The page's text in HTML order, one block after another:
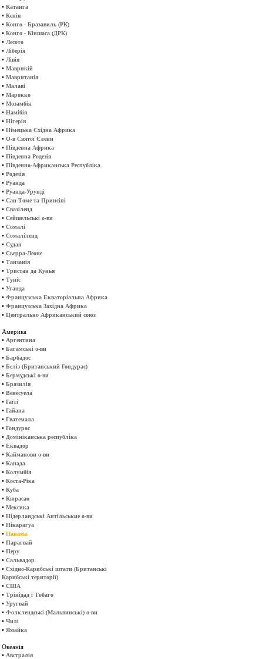
• Катанга
• Кенія
• Конго - Бразавиль (РК)
• Конго - Кіншаса (ДРК)
• Лесото
• Ліберія
• Лівія
• Маврикій
• Мавританія
• Малаві
• Марокко
• Мозамбік
• Намібія
• Нігерія
• Німецька Східна Африка
• О-в Святої Єлени
• Південна Африка
• Південна Родезія
• Південно-Африканська Республіка
• Родезія
• Руанда
• Руанда-Урунді
• Сан-Томе та Принсіпі
• Свазіленд
• Сейшельські о-ви
• Сомалі
• Сомаліленд
• Судан
• Сьерра-Леоне
• Танзанія
• Тристан да Кунья
• Туніс
• Уганда
• Французська Екваторіальна Африка
• Французська Західна Африка
• Центрально Африканський союз
Америка
• Аргентина
• Багамські о-ви
• Барбадос
• Беліз (Британський Гондурас)
• Бермудські о-ви
• Бразилія
• Венесуела
• Гаїті
• Гайана
• Гватемала
• Гондурас
• Домініканська республіка
• Еквадор
• Кайманови о-ви
• Канада
• Колумбія
• Коста-Ріка
• Куба
• Кюрасао
• Мексика
• Нідерландські Антільськие о-ви
• Нікарагуа
• Панама
• Парагвай
• Перу
• Сальвадор
• Східно-Карибські штати (Британські
Карибські території)
• США
• Трінідад і Тобаго
• Уругвай
• Фолклендські (Мальвинські) о-ви
• Чилі
• Ямайка
Океанія
• Австралія